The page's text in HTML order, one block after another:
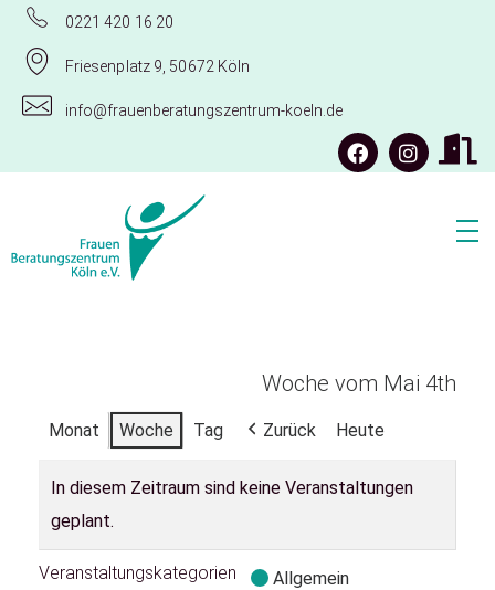
0221 420 16 20
Friesenplatz 9, 50672 Köln
info@frauenberatungszentrum-koeln.de
Woche vom Mai 4th
Monat Woche Tag Zurück Heute
In diesem Zeitraum sind keine Veranstaltungen
geplant.
Veranstaltungskategorien
Allgemein